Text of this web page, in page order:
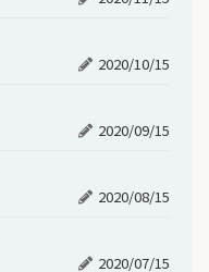
2020/10/15
2020/09/15
2020/08/15
2020/07/15